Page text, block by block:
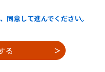
請・届出等手続を
を前提に、構成団
を提供します。本
同意して進んでください。